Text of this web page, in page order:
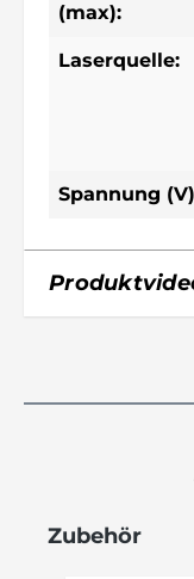
(max):
Laserquelle:
Spannung
Produktgalerie
Zubehör